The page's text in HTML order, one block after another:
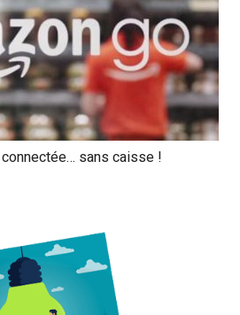
connectée… sans caisse !